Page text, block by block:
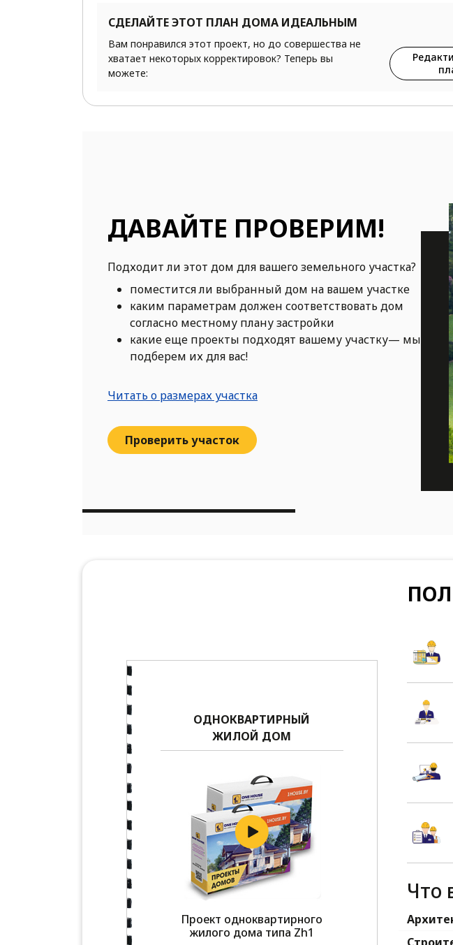
СДЕЛАЙТЕ ЭТОТ ПЛАН ДОМА ИДЕАЛЬНЫМ
Вам понравился этот проект, но до совершества не
хватает некоторых корректировок? Теперь вы
можете:
ДАВАЙТЕ ПРОВЕРИМ!
Подходит ли этот дом для вашего земельного участка?
поместится ли выбранный дом на вашем участке
каким параметрам должен соответствовать дом
согласно местному плану застройки
какие еще проекты подходят вашему участку— мы
подберем их для вас!
Читать о размерах участка
Проверить участок
ОДНОКВАРТИРНЫЙ
ЖИЛОЙ ДОМ
Проект одноквартирного
жилого дома типа Zh1
Что